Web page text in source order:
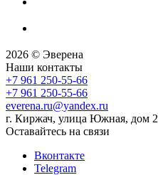
2026 © Эверена
Наши контакты
+7 961 250-55-66
+7 961 250-55-66
everena.ru@yandex.ru
г. Киржач, улица Южная, дом 2
Оставайтесь на связи
Вконтакте
Telegram